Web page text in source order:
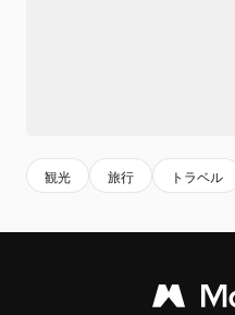
観光 旅行 トラベル